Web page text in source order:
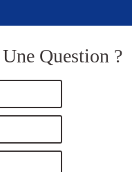
Une Question ?